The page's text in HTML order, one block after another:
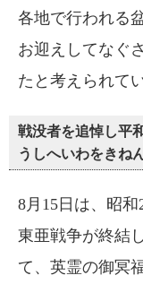
各地で行われる
お迎えしてなぐ
たと考えられて
戦没者を追悼し平
うしへいわをきね
8月15日は、昭
東亜戦争が終結
て、英霊の御冥